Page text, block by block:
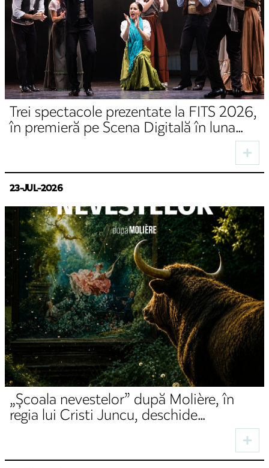
Trei spectacole prezentate la FITS 2026,
în premieră pe Scena Digitală în luna
23-JUL-2026
„Școala nevestelor” după Molière, în
regia lui Cristi Juncu, deschide